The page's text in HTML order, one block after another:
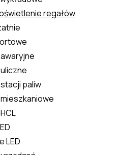
regałów
paliw
LED